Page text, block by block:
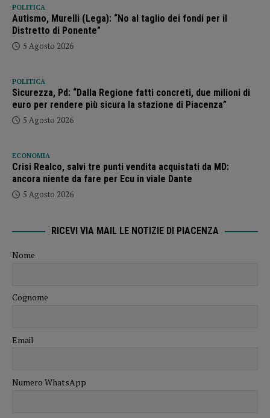
POLITICA
Autismo, Murelli (Lega): “No al taglio dei fondi per il
Distretto di Ponente”
5 Agosto 2026
POLITICA
Sicurezza, Pd: “Dalla Regione fatti concreti, due milioni di
euro per rendere più sicura la stazione di Piacenza”
5 Agosto 2026
ECONOMIA
Crisi Realco, salvi tre punti vendita acquistati da MD:
ancora niente da fare per Ecu in viale Dante
5 Agosto 2026
RICEVI VIA MAIL LE NOTIZIE DI PIACENZA
Nome
Cognome
Email
Numero WhatsApp